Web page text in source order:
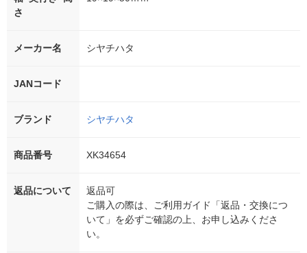
さ
メーカー名 シヤチハタ
JANコード
ブランド シヤチハタ
商品番号 XK34654
返品について
返品可
ご購入の際は、ご利用ガイド「返品・交換につ
いて」を必ずご確認の上、お申し込みくださ
い。